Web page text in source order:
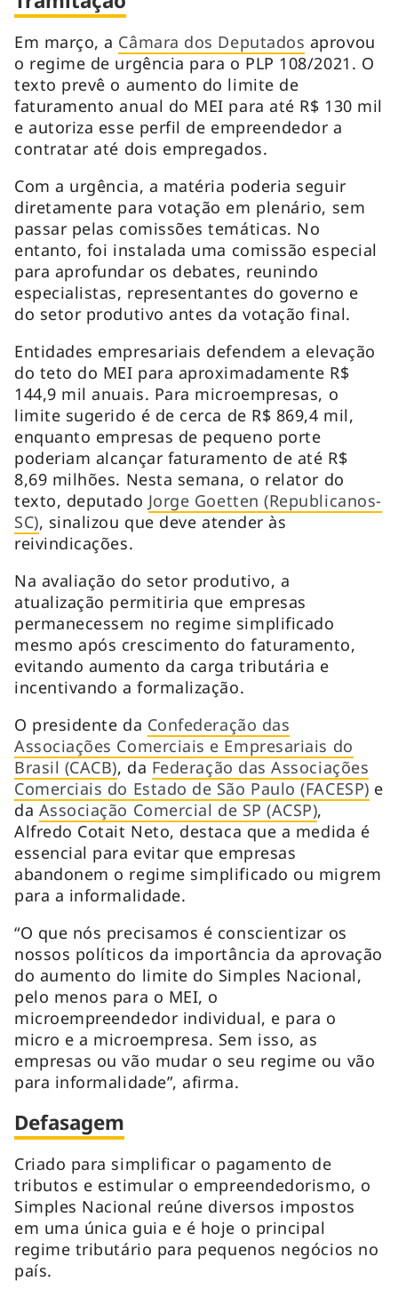
Em março, a Câmara dos Deputados aprovou
o regime de urgência para o PLP 108/2021. O
texto prevê o aumento do limite de
faturamento anual do MEI para até R$ 130 mil
e autoriza esse perfil de empreendedor a
contratar até dois empregados.
Com a urgência, a matéria poderia seguir
diretamente para votação em plenário, sem
passar pelas comissões temáticas. No
entanto, foi instalada uma comissão especial
para aprofundar os debates, reunindo
especialistas, representantes do governo e
do setor produtivo antes da votação final.
Entidades empresariais defendem a elevação
do teto do MEI para aproximadamente R$
144,9 mil anuais. Para microempresas, o
limite sugerido é de cerca de R$ 869,4 mil,
enquanto empresas de pequeno porte
poderiam alcançar faturamento de até R$
8,69 milhões. Nesta semana, o relator do
texto, deputado Jorge Goetten (Republicanos-
SC), sinalizou que deve atender às
reivindicações.
Na avaliação do setor produtivo, a
atualização permitiria que empresas
permanecessem no regime simplificado
mesmo após crescimento do faturamento,
evitando aumento da carga tributária e
incentivando a formalização.
O presidente da Confederação das
Associações Comerciais e Empresariais do
Brasil (CACB), da Federação das Associações
Comerciais do Estado de São Paulo (FACESP) e
da Associação Comercial de SP (ACSP),
Alfredo Cotait Neto, destaca que a medida é
essencial para evitar que empresas
abandonem o regime simplificado ou migrem
para a informalidade.
“O que nós precisamos é conscientizar os
nossos políticos da importância da aprovação
do aumento do limite do Simples Nacional,
pelo menos para o MEI, o
microempreendedor individual, e para o
micro e a microempresa. Sem isso, as
empresas ou vão mudar o seu regime ou vão
para informalidade”, afirma.
Defasagem
Criado para simplificar o pagamento de
tributos e estimular o empreendedorismo, o
Simples Nacional reúne diversos impostos
em uma única guia e é hoje o principal
regime tributário para pequenos negócios no
país.